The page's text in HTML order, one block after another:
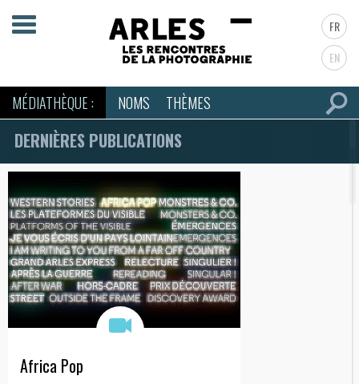
FR
EN
MÉDIATHÈQUE : NOMS THÈMES
CHARGEMENT…
DERNIÈRES PUBLICATIONS
Africa Pop